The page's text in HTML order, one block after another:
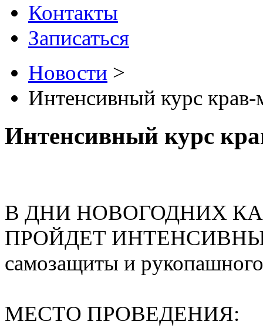
Контакты
Записаться
Новости >
Интенсивный курс крав-
Интенсивный курс
В ДНИ НОВОГОДНИХ
ПРОЙДЕТ
самозащиты и
МЕСТО ПРОВЕДЕНИЯ: